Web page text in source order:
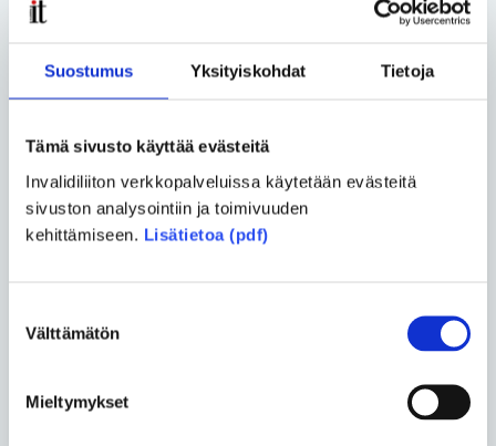
Suostumus Yksityiskohdat Tietoja
Tämä sivusto käyttää evästeitä
Invalidiliiton verkkopalveluissa käytetään evästeitä
sivuston analysointiin ja toimivuuden
kehittämiseen. Lisätietoa (pdf)
valinta
Välttämätön
Mieltymykset
Nimi *